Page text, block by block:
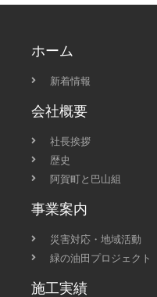
ホーム
新着情報
会社概要
社長挨拶
歴史
阿賀町と巴山組
事業案内
災害対応・地域活動
緑の油田プロジェクト
施工実績